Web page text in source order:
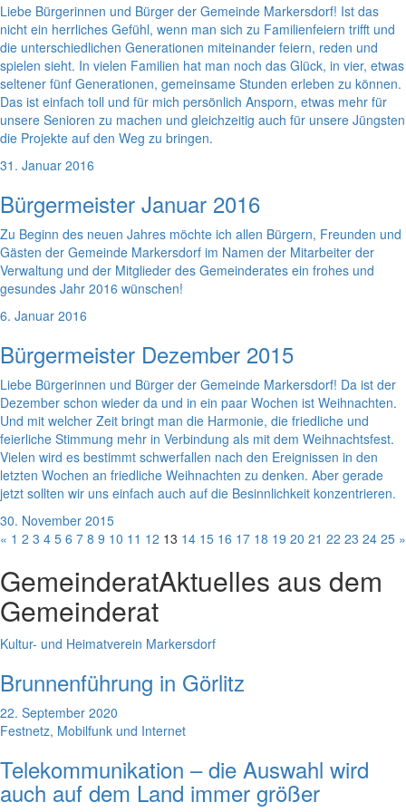
Liebe Bürgerinnen und Bürger der Gemeinde Markersdorf! Ist das
nicht ein herrliches Gefühl, wenn man sich zu Familienfeiern trifft und
die unterschiedlichen Generationen miteinander feiern, reden und
spielen sieht. In vielen Familien hat man noch das Glück, in vier, etwas
seltener fünf Generationen, gemeinsame Stunden erleben zu können.
Das ist einfach toll und für mich persönlich Ansporn, etwas mehr für
unsere Senioren zu machen und gleichzeitig auch für unsere Jüngsten
die Projekte auf den Weg zu bringen.
31. Januar 2016
Bürgermeister Januar 2016
Zu Beginn des neuen Jahres möchte ich allen Bürgern, Freunden und
Gästen der Gemeinde Markersdorf im Namen der Mitarbeiter der
Verwaltung und der Mitglieder des Gemeinderates ein frohes und
gesundes Jahr 2016 wünschen!
6. Januar 2016
Bürgermeister Dezember 2015
Liebe Bürgerinnen und Bürger der Gemeinde Markersdorf! Da ist der
Dezember schon wieder da und in ein paar Wochen ist Weihnachten.
Und mit welcher Zeit bringt man die Harmonie, die friedliche und
feierliche Stimmung mehr in Verbindung als mit dem Weihnachtsfest.
Vielen wird es bestimmt schwerfallen nach den Ereignissen in den
letzten Wochen an friedliche Weihnachten zu denken. Aber gerade
jetzt sollten wir uns einfach auch auf die Besinnlichkeit konzentrieren.
30. November 2015
« 1 2 3 4 5 6 7 8 9 10 11 12 13 14 15 16 17 18 19 20 21 22 23 24 25 »
GemeinderatAktuelles aus dem
Gemeinderat
Kultur- und Heimatverein Markersdorf
Brunnenführung in Görlitz
22. September 2020
Festnetz, Mobilfunk und Internet
Telekommunikation – die Auswahl wird
auch auf dem Land immer größer